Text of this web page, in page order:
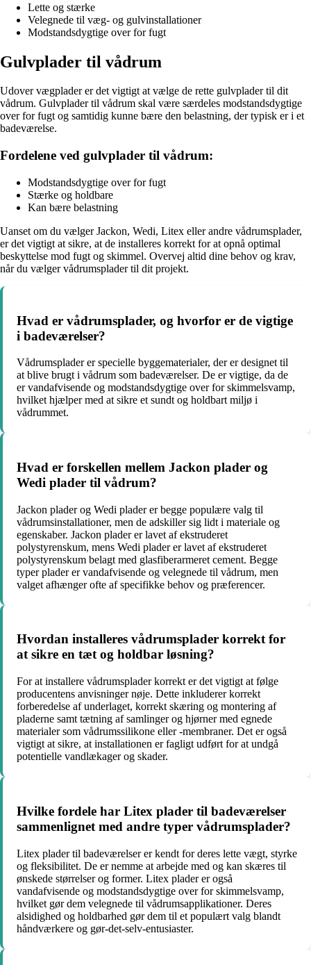
Lette og stærke
Velegnede til væg- og gulvinstallationer
Modstandsdygtige over for fugt
Gulvplader til vådrum
Udover vægplader er det vigtigt at vælge de rette gulvplader til dit
vådrum. Gulvplader til vådrum skal være særdeles modstandsdygtige
over for fugt og samtidig kunne bære den belastning, der typisk er i et
badeværelse.
Fordelene ved gulvplader til vådrum:
Modstandsdygtige over for fugt
Stærke og holdbare
Kan bære belastning
Uanset om du vælger Jackon, Wedi, Litex eller andre vådrumsplader,
er det vigtigt at sikre, at de installeres korrekt for at opnå optimal
beskyttelse mod fugt og skimmel. Overvej altid dine behov og krav,
når du vælger vådrumsplader til dit projekt.
Hvad er vådrumsplader, og hvorfor er de vigtige
i badeværelser?
Vådrumsplader er specielle byggematerialer, der er designet til
at blive brugt i vådrum som badeværelser. De er vigtige, da de
er vandafvisende og modstandsdygtige over for skimmelsvamp,
hvilket hjælper med at sikre et sundt og holdbart miljø i
vådrummet.
Hvad er forskellen mellem Jackon plader og
Wedi plader til vådrum?
Jackon plader og Wedi plader er begge populære valg til
vådrumsinstallationer, men de adskiller sig lidt i materiale og
egenskaber. Jackon plader er lavet af ekstruderet
polystyrenskum, mens Wedi plader er lavet af ekstruderet
polystyrenskum belagt med glasfiberarmeret cement. Begge
typer plader er vandafvisende og velegnede til vådrum, men
valget afhænger ofte af specifikke behov og præferencer.
Hvordan installeres vådrumsplader korrekt for
at sikre en tæt og holdbar løsning?
For at installere vådrumsplader korrekt er det vigtigt at følge
producentens anvisninger nøje. Dette inkluderer korrekt
forberedelse af underlaget, korrekt skæring og montering af
pladerne samt tætning af samlinger og hjørner med egnede
materialer som vådrumssilikone eller -membraner. Det er også
vigtigt at sikre, at installationen er fagligt udført for at undgå
potentielle vandlækager og skader.
Hvilke fordele har Litex plader til badeværelser
sammenlignet med andre typer vådrumsplader?
Litex plader til badeværelser er kendt for deres lette vægt, styrke
og fleksibilitet. De er nemme at arbejde med og kan skæres til
ønskede størrelser og former. Litex plader er også
vandafvisende og modstandsdygtige over for skimmelsvamp,
hvilket gør dem velegnede til vådrumsapplikationer. Deres
alsidighed og holdbarhed gør dem til et populært valg blandt
håndværkere og gør-det-selv-entusiaster.